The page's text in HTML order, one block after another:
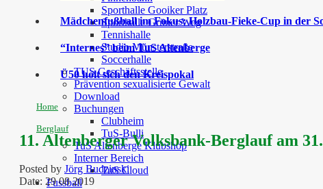
Sporthalle Gooiker Platz
Sporthalle Grüner Weg
Tennishalle
Studio Münsterstraße
Soccerhalle
TUS Geschäftsstelle
Prävention sexualisierte Gewalt
Download
Buchungen
Clubheim
TuS-Bulli
TuS Altenberge Klubshop
Interner Bereich
TuS Cloud
Fussball
Mädchenfußball im Fokus: Holzbau-Fieke-Cup in der
“Internes” beim TuS Altenberge
Ü50 holt sich den Kreispokal
Home
Berglauf
11. Altenberger Volksbank-Berglauf am
Posted by Jörg Budzinski
Date: 29 08 2019